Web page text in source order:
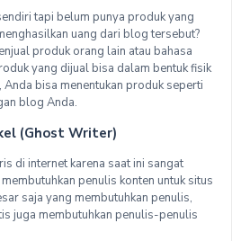
tapi belum punya produk yang
uang dari blog tersebut?
produk orang lain atau bahasa
yang dijual bisa dalam bentuk fisik
bisa menentukan produk seperti
blog Anda.
(Ghost Writer)
di internet karena saat ini sangat
penulis konten untuk situs
saja yang membutuhkan penulis,
juga membutuhkan penulis-penulis